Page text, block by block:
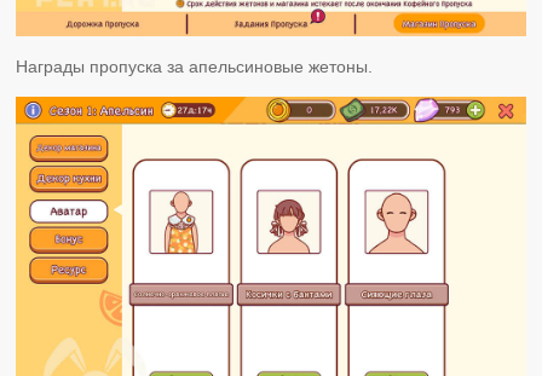
Награды пропуска за апельсиновые жетоны.